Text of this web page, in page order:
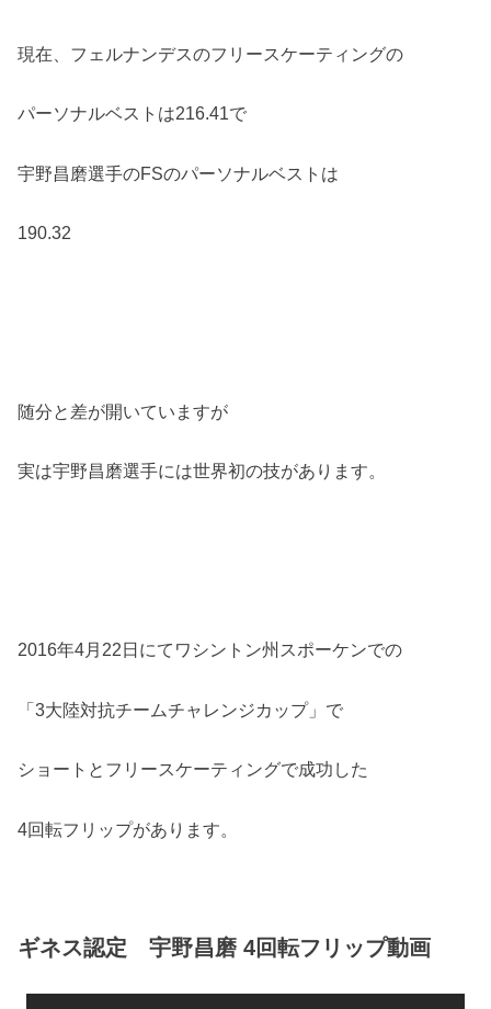
現在、フェルナンデスのフリースケーティングの
パーソナルベストは216.41で
宇野昌磨選手のFSのパーソナルベストは
190.32
随分と差が開いていますが
実は宇野昌磨選手には世界初の技があります。
2016年4月22日にてワシントン州スポーケンでの
「3大陸対抗チームチャレンジカップ」で
ショートとフリースケーティングで成功した
4回転フリップがあります。
ギネス認定 宇野昌磨 4回転フリップ動画